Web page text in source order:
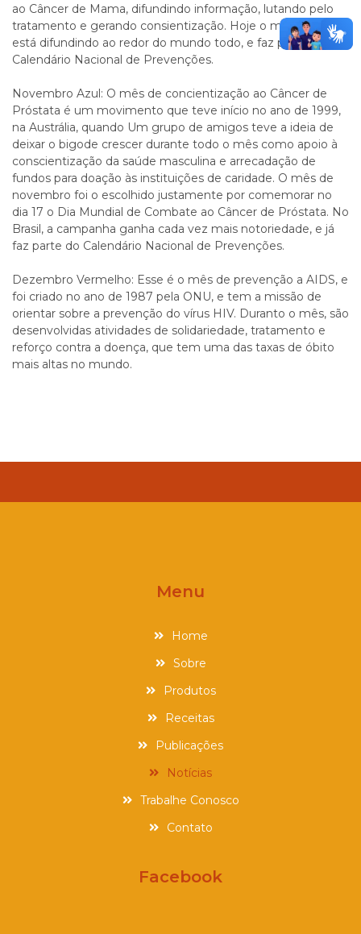
ao Câncer de Mama, difundindo informação, lutando pelo
tratamento e gerando consientização. Hoje o movimento
está difundindo ao redor do mundo todo, e faz parte do
Calendário Nacional de Prevenções.
Novembro Azul: O mês de concientização ao Câncer de
Próstata é um movimento que teve início no ano de 1999,
na Austrália, quando Um grupo de amigos teve a ideia de
deixar o bigode crescer durante todo o mês como apoio à
conscientização da saúde masculina e arrecadação de
fundos para doação às instituições de caridade. O mês de
novembro foi o escolhido justamente por comemorar no
dia 17 o Dia Mundial de Combate ao Câncer de Próstata. No
Brasil, a campanha ganha cada vez mais notoriedade, e já
faz parte do Calendário Nacional de Prevenções.
Dezembro Vermelho: Esse é o mês de prevenção a AIDS, e
foi criado no ano de 1987 pela ONU, e tem a missão de
orientar sobre a prevenção do vírus HIV. Duranto o mês, são
desenvolvidas atividades de solidariedade, tratamento e
reforço contra a doença, que tem uma das taxas de óbito
mais altas no mundo.
Menu
Home
Sobre
Produtos
Receitas
Publicações
Notícias
Trabalhe Conosco
Contato
Facebook